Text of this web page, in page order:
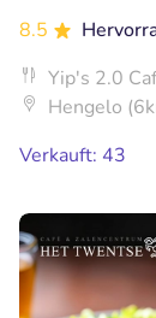
8.5
Yip's 2.0
Hengelo
Verkauft: 43